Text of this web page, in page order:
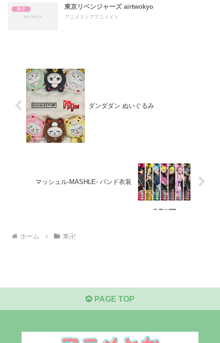
東卍 東京リベンジャーズ airtwokyo
アニメストアアニメイト
ダンダダン ぬいぐるみ
マッシュル-MASHLE- バンド衣装
ホーム 東卍
PAGE TOP